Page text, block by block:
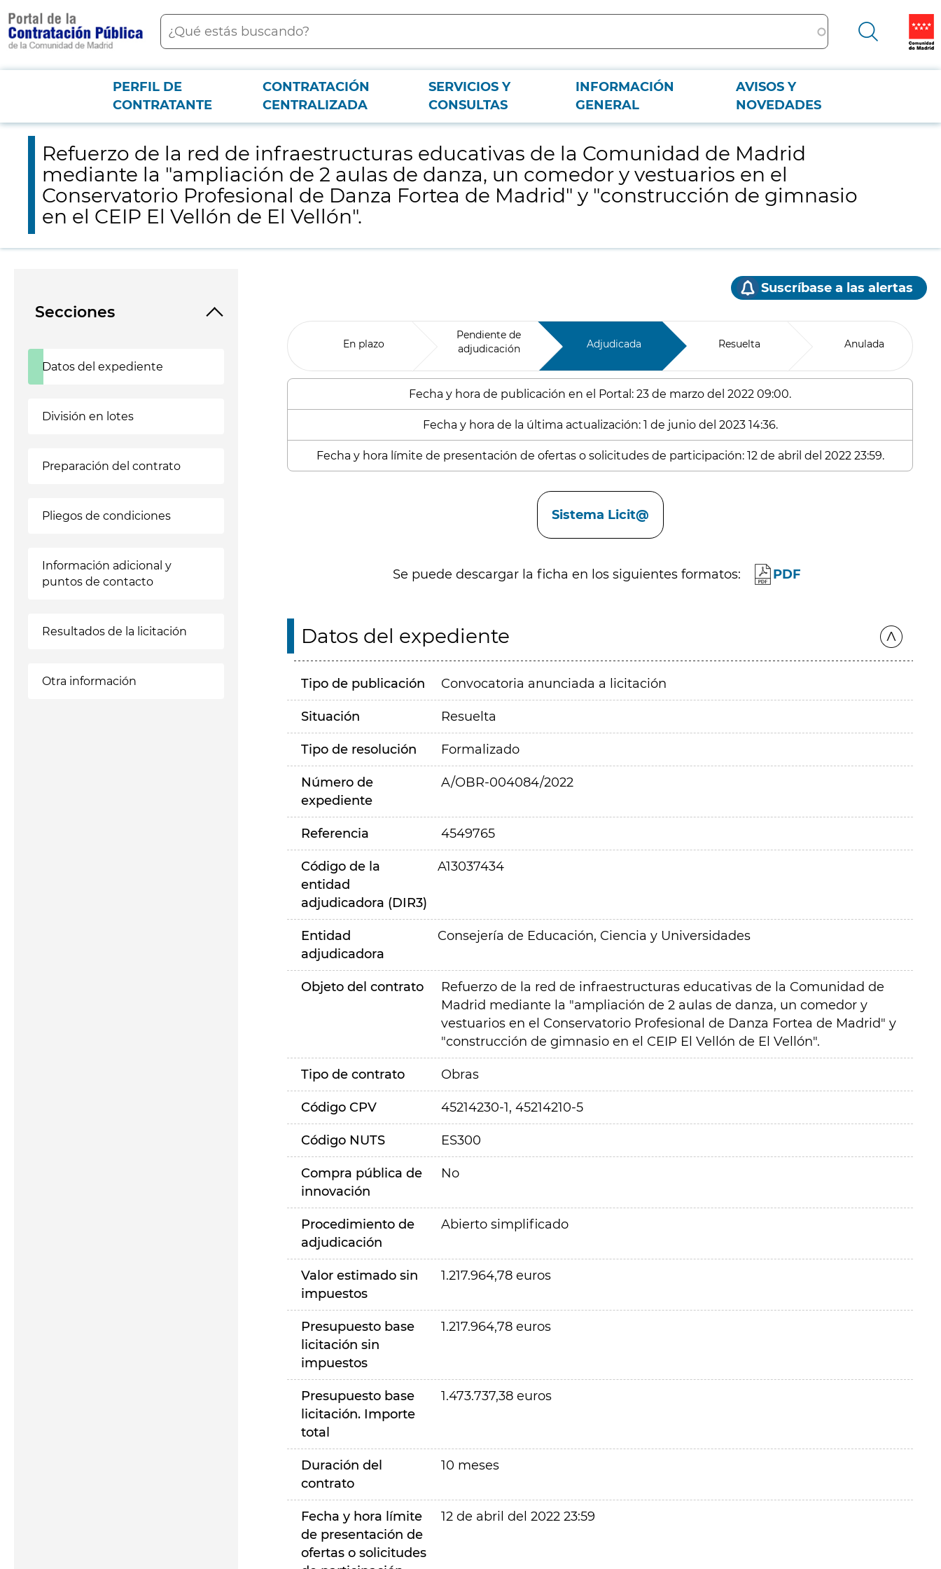
contenido
principal
Buscar
Menú PCON
PERFIL DE
CONTRATANTE
CONTRATACIÓN
CENTRALIZADA
SERVICIOS Y
CONSULTAS
INFORMACIÓN
GENERAL
AVISOS Y
NOVEDADES
Refuerzo de la red de infraestructuras educativas de la Comunidad de Madrid mediante la "ampliación de 2 aulas de danza, un comedor y vestuarios en el Conservatorio Profesional de Danza Fortea de Madrid" y
"construcción de gimnasio en el CEIP El Vellón de El Vellón".
Refuerzo de la red de infraestructuras educativas de la Comunidad de Madrid
mediante la "ampliación de 2 aulas de danza, un comedor y vestuarios en el
Conservatorio Profesional de Danza Fortea de Madrid" y "construcción de gimnasio
en el CEIP El Vellón de El Vellón".
Secciones
Datos del expediente
División en lotes
Preparación del contrato
Pliegos de condiciones
Información adicional y
puntos de contacto
Resultados de la licitación
Otra información
Suscríbase a las alertas
En plazo
Pendiente de
adjudicación
Adjudicada Resuelta Anulada
Fecha y hora de publicación en el Portal: 23 de marzo del 2022 09:00.
Fecha y hora de la última actualización: 1 de junio del 2023 14:36.
Fecha y hora límite de presentación de ofertas o solicitudes de participación: 12 de abril del 2022 23:59.
Sistema Licit@
Se puede descargar la ficha en los siguientes formatos: PDF
Datos del expediente
Tipo de publicación Convocatoria anunciada a licitación
Situación Resuelta
Tipo de resolución Formalizado
Número de
expediente
A/OBR-004084/2022
Referencia 4549765
Código de la
entidad
adjudicadora (DIR3)
A13037434
Entidad
adjudicadora
Consejería de Educación, Ciencia y Universidades
Objeto del contrato
Refuerzo de la red de infraestructuras educativas de la Comunidad de
Madrid mediante la "ampliación de 2 aulas de danza, un comedor y
vestuarios en el Conservatorio Profesional de Danza Fortea de Madrid" y
"construcción de gimnasio en el CEIP El Vellón de El Vellón".
Tipo de contrato Obras
Código CPV 45214230-1, 45214210-5
Código NUTS ES300
Compra pública de
innovación
No
Procedimiento de
adjudicación
Abierto simplificado
Valor estimado sin
impuestos
1.217.964,78 euros
Presupuesto base
licitación sin
impuestos
1.217.964,78 euros
Presupuesto base
licitación. Importe
total
1.473.737,38 euros
Duración del
contrato
10 meses
Fecha y hora límite
de presentación de
ofertas o solicitudes
12 de abril del 2022 23:59